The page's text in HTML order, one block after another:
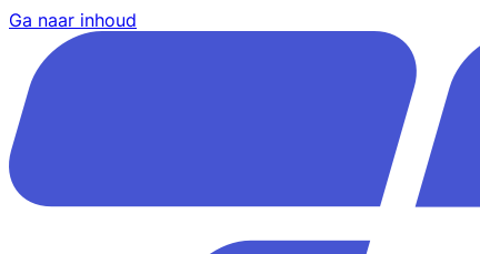
Ga naar inhoud